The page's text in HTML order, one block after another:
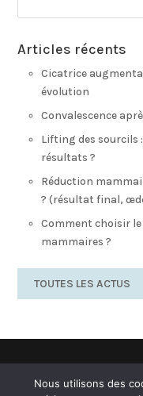
Articles récents
Cicatrice
évolution
Convalescence
Lifting des sourcils
résultats ?
Réduction
? (résultat final,
Comment choisir
mammaires ?
TOUTES LES ACTUS
Nous utilisons des